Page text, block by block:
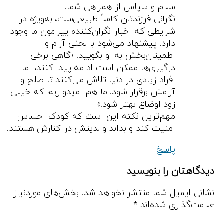
سلام و سپاس از همراهی شما.
نگرانی فرزندتان کاملاً طبیعی‌ست، به‌ویژه در
شرایطی که اخبار نگران‌کننده پیرامون ما وجود
دارد. پیشنهاد می‌شود با لحنی آرام و
اطمینان‌بخش به او بگویید: «گاهی برخی
درگیری‌ها ممکن است ادامه پیدا کنند، اما
افراد زیادی در دنیا تلاش می‌کنند تا صلح و
آرامش برقرار شود. ما هم امیدواریم که خیلی
زود اوضاع بهتر شود.»
مهم‌ترین نکته این است که کودک احساس
امنیت کند و بداند والدینش در کنارش هستند.
پاسخ
دیدگاهتان را بنویسید
نشانی ایمیل شما منتشر نخواهد شد. بخش‌های موردنیاز
علامت‌گذاری شده‌اند *